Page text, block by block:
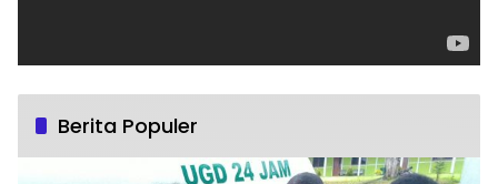
Berita Populer